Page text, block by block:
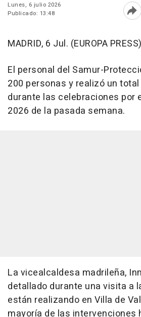
Lunes, 6 julio 2026
Publicado: 13:48
MADRID, 6 Jul. (EUROPA
El personal del Samur-
200 personas y realizó un
durante las celebraciones por
2026 de la pasada semana.
La vicealcaldesa madrileña,
detallado durante una visita a
están realizando en Villa de
mayoría de las intervenciones